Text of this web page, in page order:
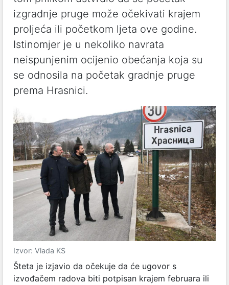
izgradnje pruge može očekivati krajem
proljeća ili početkom ljeta ove godine.
Istinomjer je u nekoliko navrata
neispunjenim ocijenio obećanja koja su
se odnosila na početak gradnje pruge
prema Hrasnici.
Izvor: Vlada KS
Šteta je izjavio da očekuje da će ugovor s
izvođačem radova biti potpisan krajem februara ili